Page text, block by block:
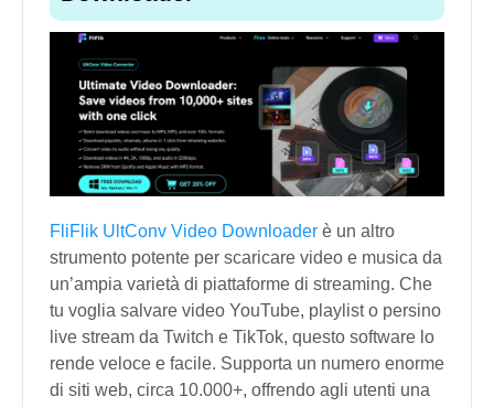
FliFlik UltConv Video Downloader è un altro
strumento potente per scaricare video e musica da
un’ampia varietà di piattaforme di streaming. Che
tu voglia salvare video YouTube, playlist o persino
live stream da Twitch e TikTok, questo software lo
rende veloce e facile. Supporta un numero enorme
di siti web, circa 10.000+, offrendo agli utenti una